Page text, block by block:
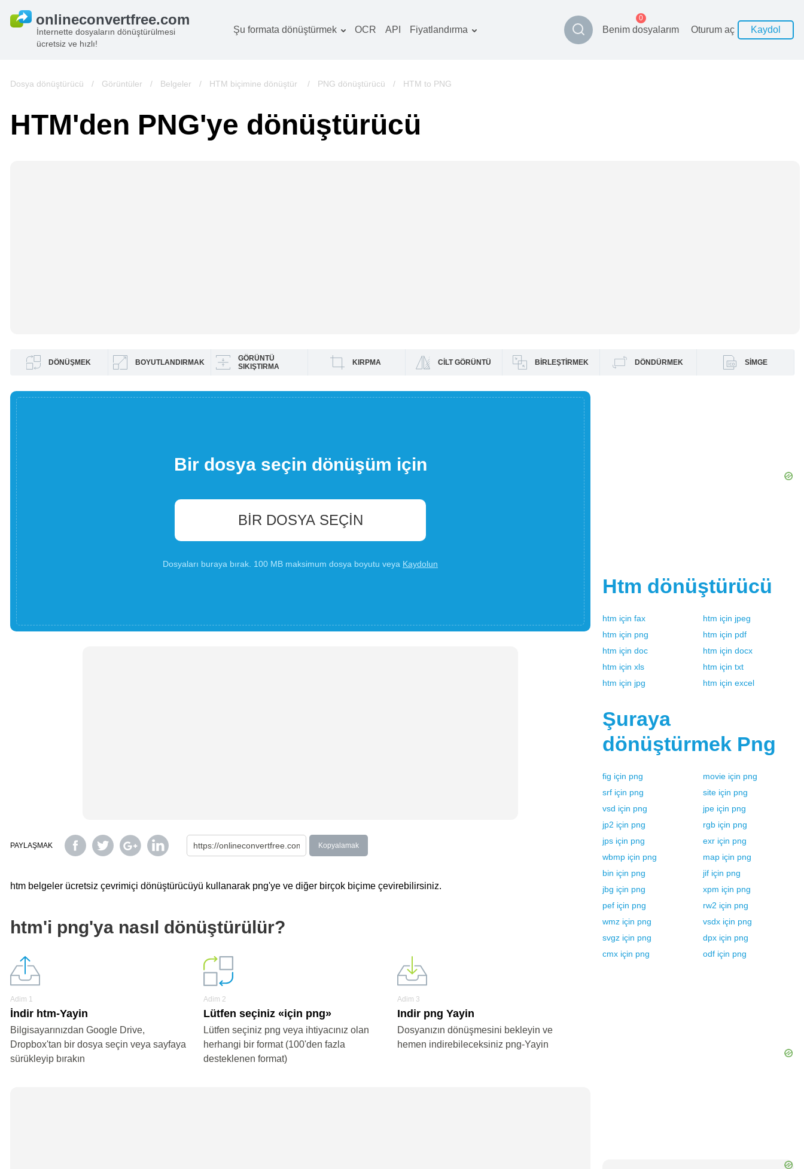
İnternette dosyaların dönüştürülmesi
ücretsiz ve hızlı!
Şu formata dönüştürmek
Görüntüler dönüştürücü
Books dönüştürücü
OCR API Fiyatlandırma Benim dosyalarım
0
Oturum aç Kaydol
Dosya dönüştürücü / Görüntüler / Belgeler / HTM biçimine dönüştür / PNG dönüştürücü / HTM to PNG
HTM'den PNG'ye dönüştürücü
DÖNÜŞMEK BOYUTLANDIRMAK
GÖRÜNTÜ
SIKIŞTIRMA
KIRPMA CILT GÖRÜNTÜ BIRLEŞTIRMEK DÖNDÜRMEK SIMGE
Bir dosya seçin dönüşüm için
BIR DOSYA SEÇIN
Dosyaları buraya bırak. 100 MB maksimum dosya boyutu veya Kaydolun
PAYLAŞMAK Kopyalamak
htm belgeler ücretsiz çevrimiçi dönüştürücüyü kullanarak png'ye ve diğer birçok biçime çevirebilirsiniz.
htm'i png'ya nasıl dönüştürülür?
Adim 1
İndir htm-Yayin
Bilgisayarınızdan Google Drive,
Dropbox'tan bir dosya seçin veya sayfaya
sürükleyip bırakın
Adim 2
Lütfen seçiniz «için png»
Lütfen seçiniz png veya ihtiyacınız olan
herhangi bir format (100'den fazla
desteklenen format)
Adim 3
Indir png Yayin
Dosyanızın dönüşmesini bekleyin ve
hemen indirebileceksiniz png-Yayin
Htm dönüştürücü
htm için fax htm için jpeg
htm için png htm için pdf
htm için doc htm için docx
htm için xls htm için txt
htm için jpg htm için excel
Şuraya
dönüştürmek Png
fig için png movie için png
srf için png site için png
vsd için png jpe için png
jp2 için png rgb için png
jps için png exr için png
wbmp için png map için png
bin için png jif için png
jbg için png xpm için png
pef için png rw2 için png
wmz için png vsdx için png
svgz için png dpx için png
cmx için png odf için png